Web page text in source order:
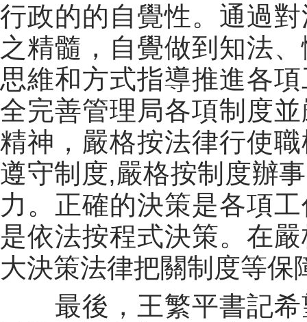
行政的的自覺性。通過
之精髓，自覺做到知法
思維和方式指導推進各
全完善管理局各項制度
精神，嚴格按法律行使
遵守制度,嚴格按制度辦
力。正確的決策是各項
是依法按程式決策。在
大決策法律把關制度等保
最後，王繁平書記